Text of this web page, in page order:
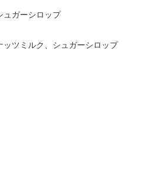
ュガーシロップ
ツミルク、シュガーシロップ